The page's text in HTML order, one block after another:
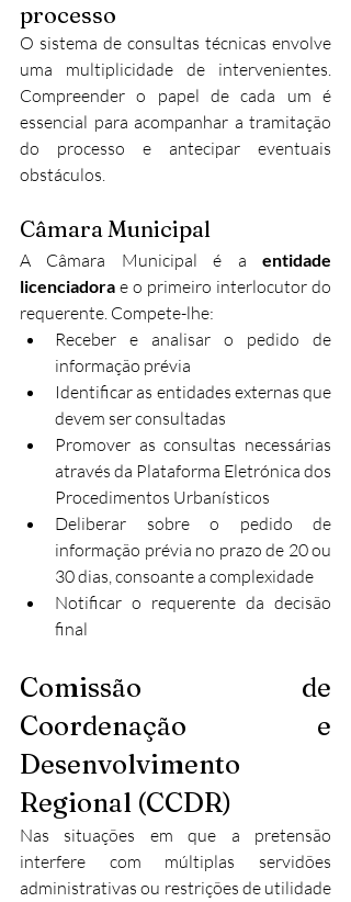
processo
O sistema de consultas técnicas envolve
uma multiplicidade de intervenientes.
Compreender o papel de cada um é
essencial para acompanhar a tramitação
do processo e antecipar eventuais
obstáculos.
Câmara Municipal
A Câmara Municipal é a entidade
licenciadora e o primeiro interlocutor do
requerente. Compete-lhe:​
Receber e analisar o pedido de
informação prévia
Identificar as entidades externas que
devem ser consultadas
Promover as consultas necessárias
através da Plataforma Eletrónica dos
Procedimentos Urbanísticos
Deliberar sobre o pedido de
informação prévia no prazo de 20 ou
30 dias, consoante a complexidade
Notificar o requerente da decisão
final
Comissão de
Coordenação e
Desenvolvimento
Regional (CCDR)
Nas situações em que a pretensão
interfere com múltiplas servidões
administrativas ou restrições de utilidade